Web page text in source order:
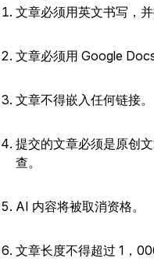
文章必须用英文书写，
文章必须用 Google
文章不得嵌入任何链接。
提交的文章必须是原创
查。
AI 内容将被取消资格。
文章长度不得超过 1，